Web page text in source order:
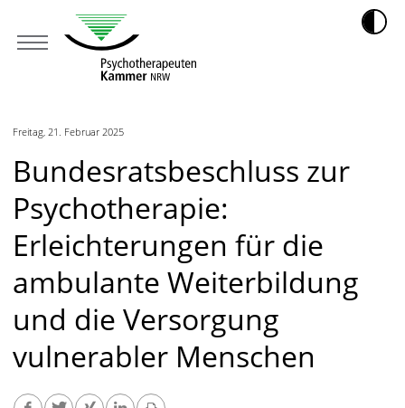
Freitag, 21. Februar 2025
Bundesratsbeschluss zur
Psychotherapie:
Erleichterungen für die
ambulante Weiterbildung
und die Versorgung
vulnerabler Menschen